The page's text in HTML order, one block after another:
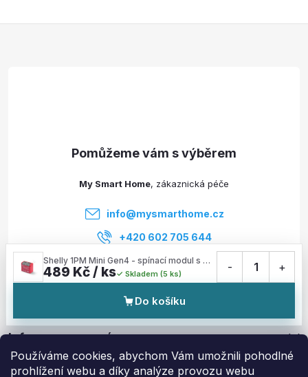
Používáme cookies, abychom Vám umožnili pohodlné
prohlížení webu a díky analýze provozu webu
Informace pro vás
My Smart Home
info@mysmarthome.cz
+420 602 705 644
Shelly 1PM Mini Gen4 - spínací modul s měřením spotřeby 1x 8A (WiFi, Bluetooth, Zigbee, Matter)
489 Kč / ks Skladem (5 ks) - 1 +
Do košíku